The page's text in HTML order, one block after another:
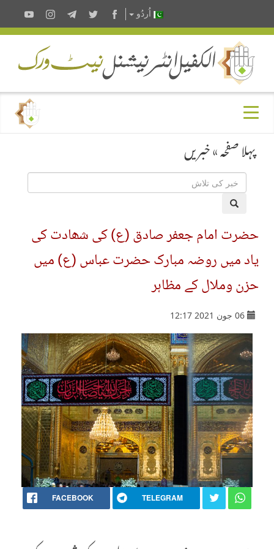
اُردُو
پہلا صفحہ»خبریں
حضرت امام جعفر صادق (ع) کی شھادت کی
یاد میں روضہ مبارک حضرت عباس (ع) میں
حزن وملال کے مظاہر
06 جون 2021 12:17
FACEBOOK TELEGRAM